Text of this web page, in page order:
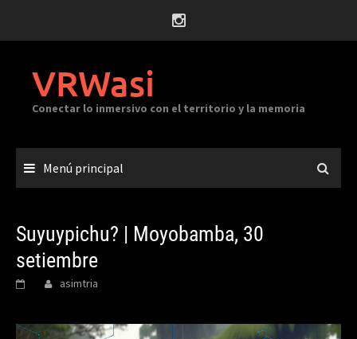
VRWasi
Conectar lo inmersivo con el territorio y la memoria
Menú principal
Suyuypichu? | Moyobamba, 30
setiembre
asimtria